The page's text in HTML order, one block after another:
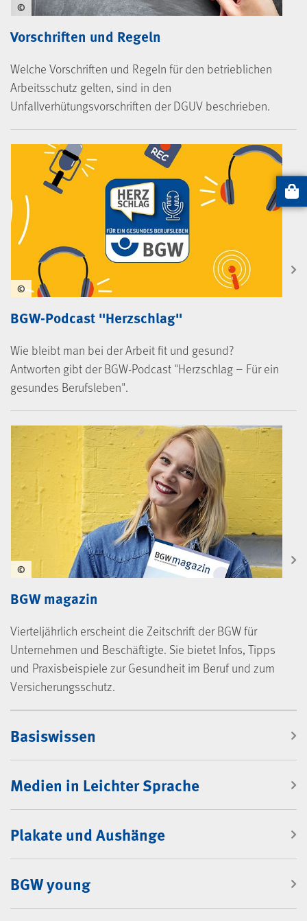
Vorschriften und Regeln
Welche Vorschriften und Regeln für den betrieblichen
Arbeitsschutz gelten, sind in den
Unfallverhütungsvorschriften der DGUV beschrieben.
©
BGW-Podcast "Herzschlag"
Wie bleibt man bei der Arbeit fit und gesund?
Antworten gibt der BGW-Podcast "Herzschlag – Für ein
gesundes Berufsleben".
©
BGW magazin
Vierteljährlich erscheint die Zeitschrift der BGW für
Unternehmen und Beschäftigte. Sie bietet Infos, Tipps
und Praxisbeispiele zur Gesundheit im Beruf und zum
Versicherungsschutz.
©
Basiswissen
Medien in Leichter Sprache
Plakate und Aushänge
BGW young
Artikel